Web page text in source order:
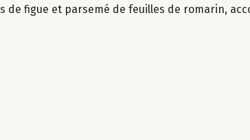
de figue et parsemé de feuilles de romarin,